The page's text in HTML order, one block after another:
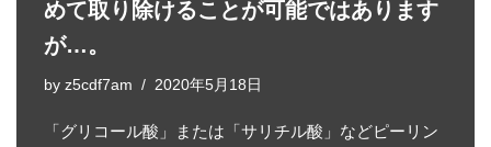
めて取り除けることが可能ではあります
が…。
by z5cdf7am 2020年5月18日
「グリコール酸」または「サリチル酸」などピーリン